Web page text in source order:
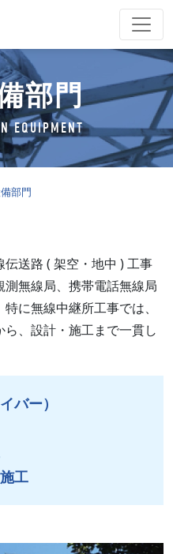
部門
EQUIPMENT
部門
送路 ( 架空・地中 ) 工事
無線局、携帯電話無線局
に無線中継所工事では、
、設計・施工まで一貫し
バー）
工